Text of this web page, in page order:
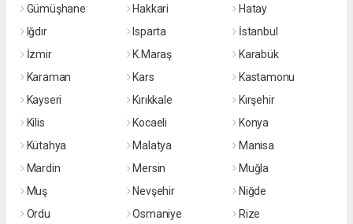
Gümüşhane
Hakkari
Hatay
Iğdır
Isparta
İstanbul
İzmir
K.Maraş
Karabük
Karaman
Kars
Kastamonu
Kayseri
Kırıkkale
Kırşehir
Kilis
Kocaeli
Konya
Kütahya
Malatya
Manisa
Mardin
Mersin
Muğla
Muş
Nevşehir
Niğde
Ordu
Osmaniye Rize